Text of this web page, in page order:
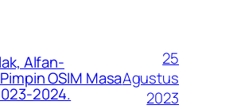
Alfan-
OSIM Masa
2024.
25
Agustus
2023